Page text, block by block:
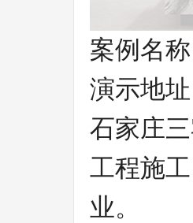
案例名
演示地
石家庄
工程施
业。